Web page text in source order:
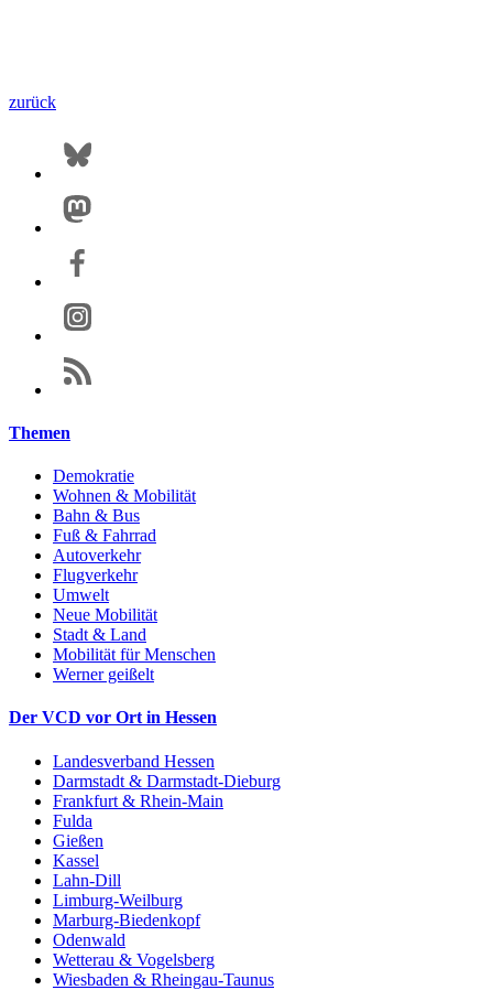
zurück
Themen
Demokratie
Wohnen & Mobilität
Bahn & Bus
Fuß & Fahrrad
Autoverkehr
Flugverkehr
Umwelt
Neue Mobilität
Stadt & Land
Mobilität für Menschen
Werner geißelt
Der VCD vor Ort in Hessen
Landesverband Hessen
Darmstadt & Darmstadt-Dieburg
Frankfurt & Rhein-Main
Fulda
Gießen
Kassel
Lahn-Dill
Limburg-Weilburg
Marburg-Biedenkopf
Odenwald
Wetterau & Vogelsberg
Wiesbaden & Rheingau-Taunus